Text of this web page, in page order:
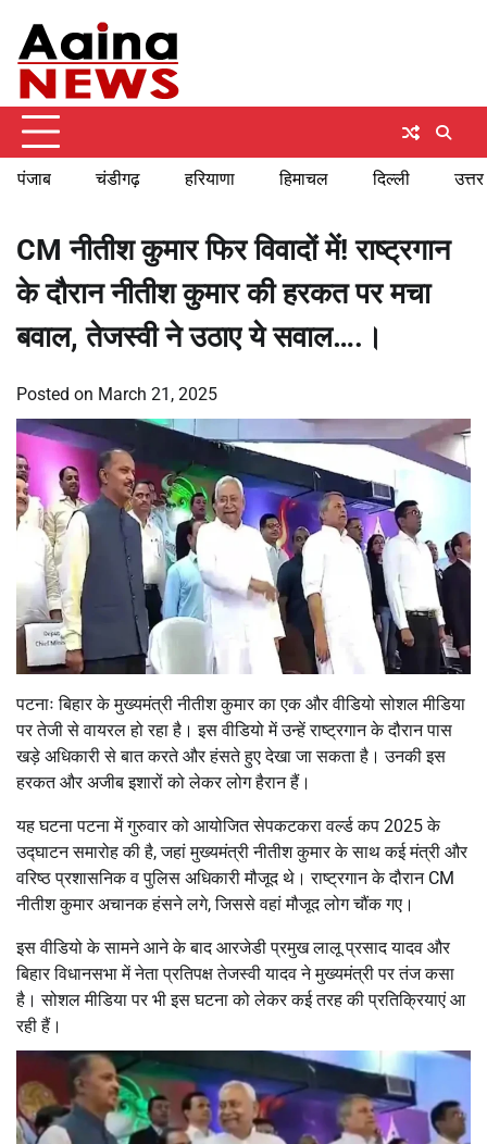
content
पंजाब चंडीगढ़ हरियाणा हिमाचल दिल्ली
CM नीतीश कुमार फिर विवादों में! राष्ट्रगान
के दौरान नीतीश कुमार की हरकत पर मचा
बवाल, तेजस्वी ने उठाए ये सवाल….।
Posted on March 21, 2025
पटनाः बिहार के मुख्यमंत्री नीतीश कुमार का एक और वीडियो सोशल मीडिया
पर तेजी से वायरल हो रहा है। इस वीडियो में उन्हें राष्ट्रगान के दौरान पास
खड़े अधिकारी से बात करते और हंसते हुए देखा जा सकता है। उनकी इस
हरकत और अजीब इशारों को लेकर लोग हैरान हैं।
यह घटना पटना में गुरुवार को आयोजित सेपकटकरा वर्ल्ड कप 2025 के
उद्घाटन समारोह की है, जहां मुख्यमंत्री नीतीश कुमार के साथ कई मंत्री और
वरिष्ठ प्रशासनिक व पुलिस अधिकारी मौजूद थे। राष्ट्रगान के दौरान CM
नीतीश कुमार अचानक हंसने लगे, जिससे वहां मौजूद लोग चौंक गए।
इस वीडियो के सामने आने के बाद आरजेडी प्रमुख लालू प्रसाद यादव और
बिहार विधानसभा में नेता प्रतिपक्ष तेजस्वी यादव ने मुख्यमंत्री पर तंज कसा
है। सोशल मीडिया पर भी इस घटना को लेकर कई तरह की प्रतिक्रियाएं आ
रही हैं।